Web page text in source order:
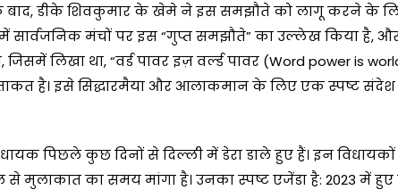
बाद, डीके शिवकुमार के खेमे ने इस समझौते को लागू करने के
सार्वजनिक मंचों पर इस “गुप्त समझौते” का उल्लेख किया है,
लिखा था, “वर्ड पावर इज़ वर्ल्ड पावर (Word power is
है। इसे सिद्धारमैया और आलाकमान के लिए एक स्पष्ट संदेश
पिछले कुछ दिनों से दिल्ली में डेरा डाले हुए हैं। इन विधायकों
मुलाकात का समय मांगा है। उनका स्पष्ट एजेंडा है: 2023 में